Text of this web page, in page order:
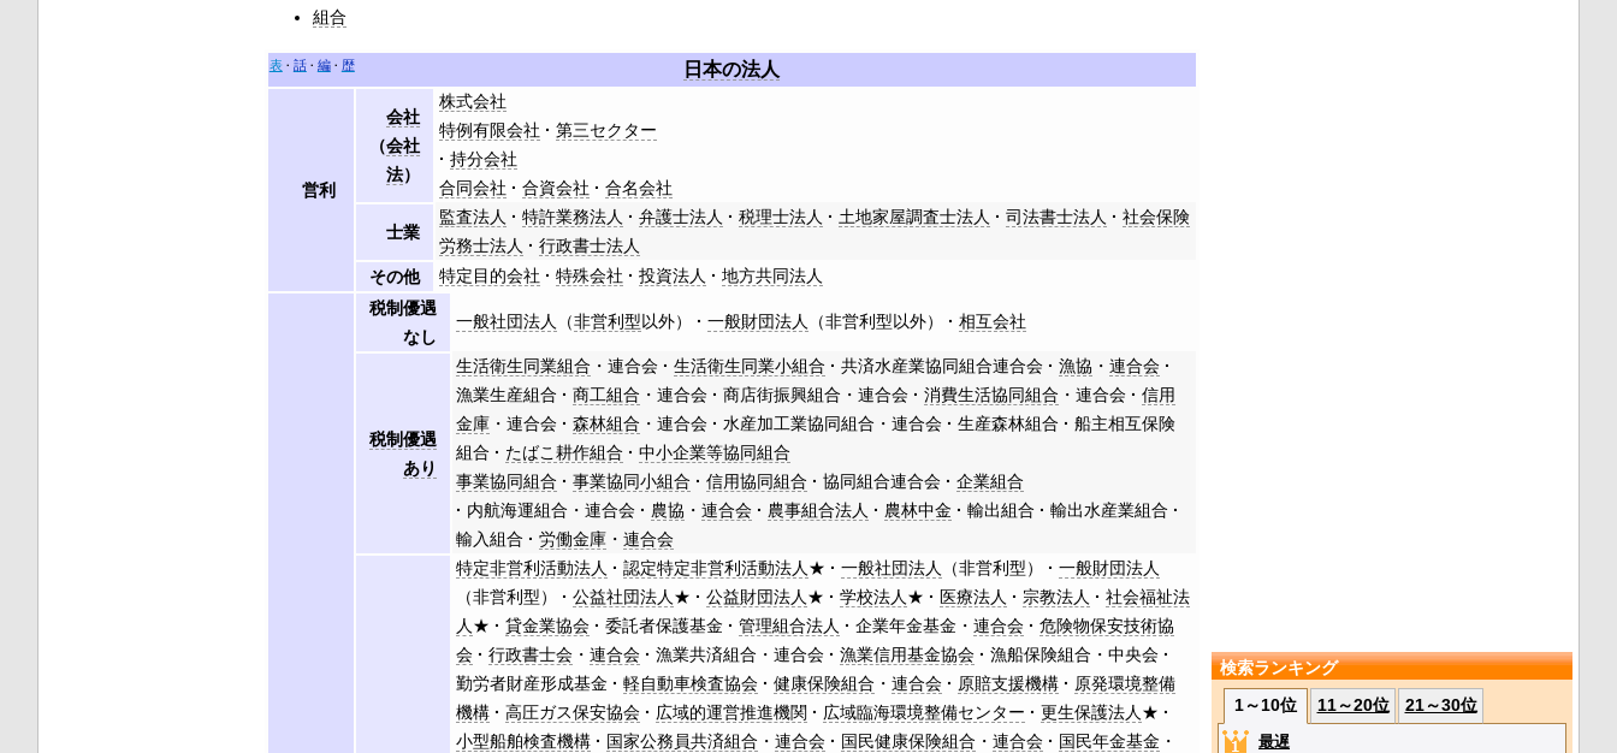
組合
表 話 編 歴 日本の法人
営利
会社
（会社
法）
株式会社
特例有限会社
第三セクター
持分会社
合同会社
合資会社 合名会社
士業
監査法人 特許業務法人 弁護士法人 税理士法人 土地家屋調査士法人 司法書士法人
社会保険
労務士法人
行政書士法人
その他
特定目的会社 特殊会社 投資法人 地方共同法人
税制優遇
なし
一般社団法人 （非営利型以外） 一般財団法人 （非営利型以外） 相互会社
税制優遇
あり
生活衛生同業組合 ・連合会 生活衛生同業小組合 共済水産業協同組合連合会 漁協 ・連合会
漁業生産組合
商工組合 ・連合会 商店街振興組合・連合会 消費生活協同組合 ・連合会
信用
金庫 ・連合会 森林組合 ・連合会 水産加工業協同組合・連合会 生産森林組合
船主相互保険
組合
たばこ耕作組合
中小企業等協同組合
事業協同組合
事業協同小組合 信用協同組合 協同組合連合会
企業組合
内航海運組合・連合会
農協 ・連合会 農事組合法人 農林中金 輸出組合
輸出水産業組合
輸入組合
労働金庫 ・連合会
特定非営利活動法人 認定特定非営利活動法人 ★ 一般社団法人 （非営利型）
一般財団法人
（非営利型）
公益社団法人 ★ 公益財団法人 ★ 学校法人 ★ 医療法人 宗教法人
社会福祉法
人 ★ 貸金業協会 委託者保護基金 管理組合法人 企業年金基金・連合会
危険物保安技術協
会
行政書士会 ・連合会 漁業共済組合・連合会 漁業信用基金協会
漁船保険組合・中央会
勤労者財産形成基金
軽自動車検査協会 健康保険組合 ・連合会 原賠支援機構
原発環境整備
機構
高圧ガス保安協会 広域的運営推進機関 広域臨海環境整備センター 更生保護法人 ★
小型船舶検査機構
国家公務員共済組合 ・連合会 国民健康保険組合 ・連合会 国民年金基金 ・
検索ランキング
1～10位
11～20位 21～30位
最遅